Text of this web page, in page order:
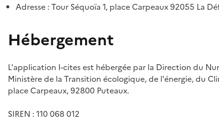
Adresse : Tour Séquoïa 1, place Carpeaux 92055 La
Hébergement
L'application I-cites est hébergée par la Direction du
Ministère de la Transition écologique, de l'énergie, du
place Carpeaux, 92800 Puteaux.
SIREN : 110 068 012